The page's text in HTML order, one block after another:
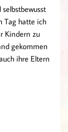
Tag hatte ich
Kindern zu
gekommen
ihre Eltern